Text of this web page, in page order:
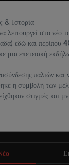
& Ιστορία
λειτουργεί στο νέο
εδώ και περίπου
μια επετειακή
παλιών και
η συμβολή των
στιγμές και